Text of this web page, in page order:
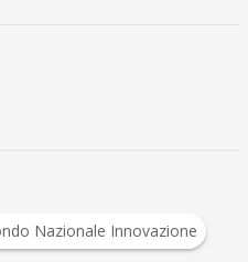
F fashion tech